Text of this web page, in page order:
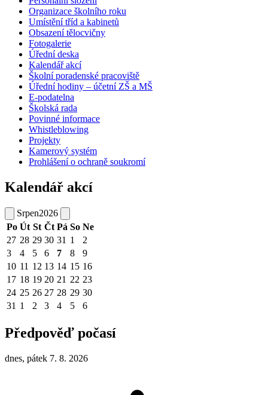
Organizace školního roku
Umístění tříd a kabinetů
Obsazení tělocvičny
Fotogalerie
Úřední deska
Kalendář akcí
Školní poradenské pracoviště
Úřední hodiny – účetní ZŠ a MŠ
E-podatelna
Školská rada
Povinné informace
Whistleblowing
Projekty
Kamerový systém
Prohlášení o ochraně soukromí
Kalendář akcí
Srpen2026
Po Út St Čt Pá So Ne
27 28 29 30 31 1
2
3
4 5 6 7 8
9
10 11 12 13 14 15 16
17 18 19 20 21 22 23
24 25 26 27 28 29 30
31 1 2 3 4 5 6
Předpověď počasí
dnes, pátek 7. 8. 2026